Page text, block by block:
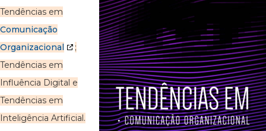
Tendências em
Comunicação
Organizacional
;
Tendências em
Influência Digital e
Tendências em
Inteligência Artificial.